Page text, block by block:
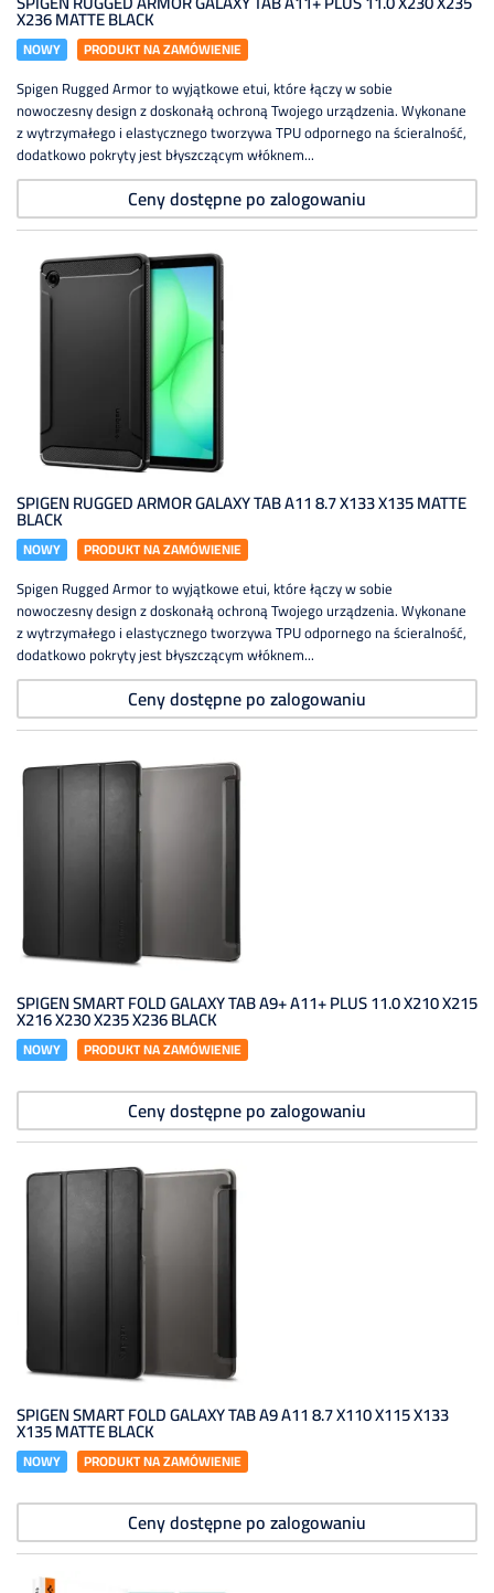
X236 MATTE BLACK
NOWY PRODUKT NA ZAMÓWIENIE
Spigen Rugged Armor to wyjątkowe etui, które łączy w sobie
nowoczesny design z doskonałą ochroną Twojego urządzenia. Wykonane
z wytrzymałego i elastycznego tworzywa TPU odpornego na ścieralność,
dodatkowo pokryty jest błyszczącym włóknem...
Ceny dostępne po zalogowaniu
SPIGEN RUGGED ARMOR GALAXY TAB A11 8.7 X133 X135 MATTE
BLACK
NOWY PRODUKT NA ZAMÓWIENIE
Spigen Rugged Armor to wyjątkowe etui, które łączy w sobie
nowoczesny design z doskonałą ochroną Twojego urządzenia. Wykonane
z wytrzymałego i elastycznego tworzywa TPU odpornego na ścieralność,
dodatkowo pokryty jest błyszczącym włóknem...
Ceny dostępne po zalogowaniu
SPIGEN SMART FOLD GALAXY TAB A9+ A11+ PLUS 11.0 X210 X215
X216 X230 X235 X236 BLACK
NOWY PRODUKT NA ZAMÓWIENIE
Ceny dostępne po zalogowaniu
SPIGEN SMART FOLD GALAXY TAB A9 A11 8.7 X110 X115 X133
X135 MATTE BLACK
NOWY PRODUKT NA ZAMÓWIENIE
Ceny dostępne po zalogowaniu